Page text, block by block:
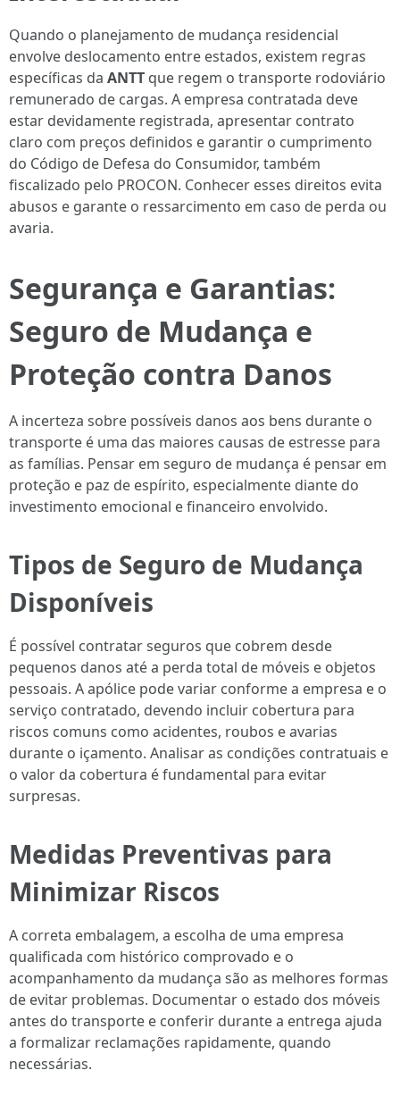
Quando o planejamento de mudança residencial
envolve deslocamento entre estados, existem regras
específicas da ANTT que regem o transporte rodoviário
remunerado de cargas. A empresa contratada deve
estar devidamente registrada, apresentar contrato
claro com preços definidos e garantir o cumprimento
do Código de Defesa do Consumidor, também
fiscalizado pelo PROCON. Conhecer esses direitos evita
abusos e garante o ressarcimento em caso de perda ou
avaria.
Segurança e Garantias:
Seguro de Mudança e
Proteção contra Danos
A incerteza sobre possíveis danos aos bens durante o
transporte é uma das maiores causas de estresse para
as famílias. Pensar em seguro de mudança é pensar em
proteção e paz de espírito, especialmente diante do
investimento emocional e financeiro envolvido.
Tipos de Seguro de Mudança
Disponíveis
É possível contratar seguros que cobrem desde
pequenos danos até a perda total de móveis e objetos
pessoais. A apólice pode variar conforme a empresa e o
serviço contratado, devendo incluir cobertura para
riscos comuns como acidentes, roubos e avarias
durante o içamento. Analisar as condições contratuais e
o valor da cobertura é fundamental para evitar
surpresas.
Medidas Preventivas para
Minimizar Riscos
A correta embalagem, a escolha de uma empresa
qualificada com histórico comprovado e o
acompanhamento da mudança são as melhores formas
de evitar problemas. Documentar o estado dos móveis
antes do transporte e conferir durante a entrega ajuda
a formalizar reclamações rapidamente, quando
necessárias.